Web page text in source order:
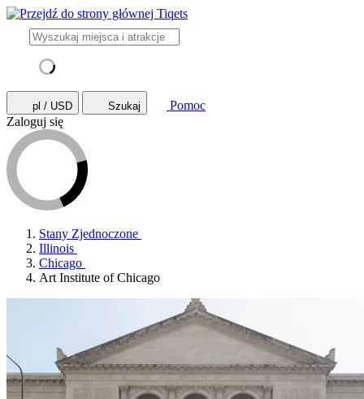
pl / USD Szukaj
Pomoc
Zaloguj się
Stany Zjednoczone
Illinois
Chicago
Art Institute of Chicago